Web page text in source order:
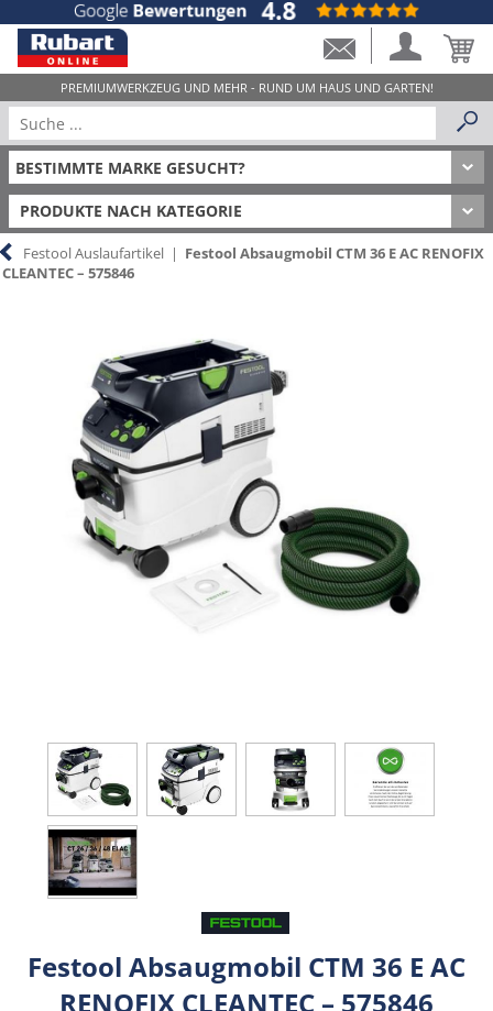
PRODUKTE NACH KATEGORIE
Festool Auslaufartikel | Festool Absaugmobil CTM 36 E AC RENOFIX
CLEANTEC – 575846
Festool Absaugmobil CTM 36 E AC
RENOFIX CLEANTEC – 575846